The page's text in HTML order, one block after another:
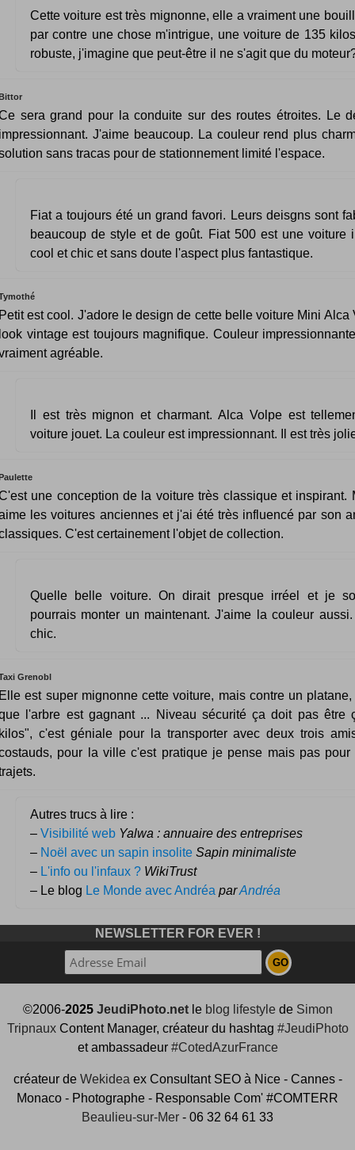
Cette voiture est très mignonne, elle a vraiment une
par contre une chose m'intrigue, une voiture de 135
robuste, j'imagine que peut-être il ne s'agit que du
sera grand pour la conduite sur des routes étroites. Le
J'aime beaucoup. La couleur rend plus
sans tracas pour de stationnement limité l'espace.
Fiat a toujours été un grand favori. Leurs deisgns sont
beaucoup de style et de goût. Fiat 500 est une voiture
cool et chic et sans doute l'aspect plus fantastique.
est cool. J'adore le design de cette belle voiture Mini Alca
vintage est toujours magnifique. Couleur
agréable.
Il est très mignon et charmant. Alca Volpe est
voiture jouet. La couleur est impressionnant. Il est très
une conception de la voiture très classique et inspirant.
les voitures anciennes et j'ai été très influencé par son
C'est certainement l'objet de collection.
Quelle belle voiture. On dirait presque irréel et je
pourrais monter un maintenant. J'aime la couleur
chic.
Grenobl
est super mignonne cette voiture, mais contre un
l'arbre est gagnant ... Niveau sécurité ça doit pas être
c'est géniale pour la transporter avec deux trois
pour la ville c'est pratique je pense mais pas pour
Autres trucs à lire :
– Visibilité web Yalwa : annuaire des entreprises
– Noël avec un sapin insolite Sapin minimaliste
– L'info ou l'infaux ? WikiTrust
– Le blog Le Monde avec Andréa parAndréa
NEWSLETTER FOR EVER !
©2006-2025 JeudiPhoto.netle blog lifestylede Simon
TripnauxContent Manager, créateur du hashtag #JeudiPhoto
et ambassadeur #CotedAzurFrance
créateur de Wekidea ex Consultant SEO à Nice - Cannes -
Monaco - Photographe - Responsable Com' #COMTERR
Beaulieu-sur-Mer - 06 32 64 61 33